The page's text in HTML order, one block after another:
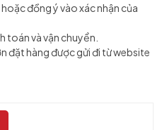
đồng ý vào xác nhận của
toán và vận chuyển.
đặt hàng được gửi đi từ website